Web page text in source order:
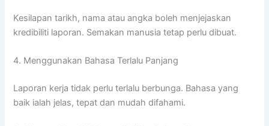
Kesilapan tarikh, nama atau angka boleh menjejaskan
kredibiliti laporan. Semakan manusia tetap perlu dibuat.
4. Menggunakan Bahasa Terlalu Panjang
Laporan kerja tidak perlu terlalu berbunga. Bahasa yang
baik ialah jelas, tepat dan mudah difahami.